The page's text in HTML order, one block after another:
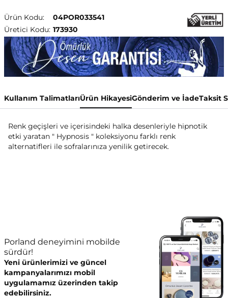
Ürün Kodu:
04POR033541
Üretici Kodu: 173930
Kullanım TalimatlarıÜrün HikayesiGönderim ve İadeTaksit
Renk geçişleri ve içerisindeki halka desenleriyle hipnotik
etki yaratan " Hypnosis " koleksiyonu farklı renk
alternatifleri ile sofralarınıza yenilik getirecek.
Porland deneyimini mobilde
sürdür!
Yeni ürünlerimizi ve güncel
kampanyalarımızı mobil
uygulamamız üzerinden takip
edebilirsiniz.